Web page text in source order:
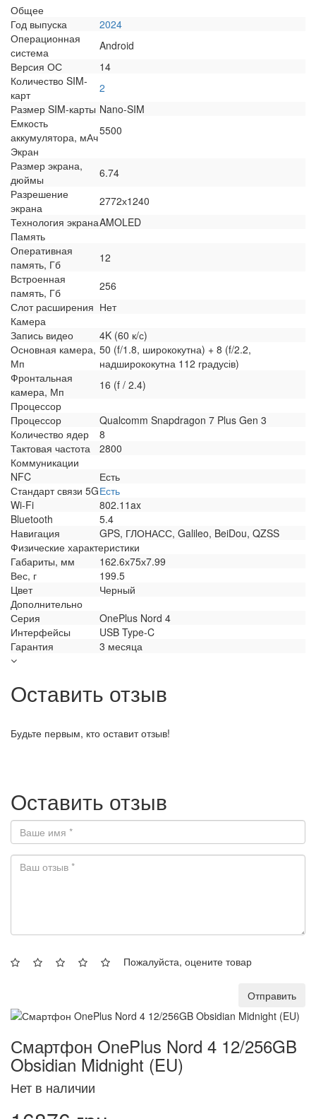
Общее
Год выпуска
2024
Операционная
система
Android
Версия ОС
14
Количество SIM-
карт
2
Размер SIM-карты Nano-SIM
Емкость
аккумулятора, мАч5500
Экран
Размер экрана,
дюймы
6.74
Разрешение
экрана
2772х1240
Технология экранаAMOLED
Память
Оперативная
память, Гб
12
Встроенная
память, Гб
256
Слот расширения Нет
Камера
Запись видео
4K (60 к/с)
Основная камера,
Мп
50 (f/1.8, ширококутна) + 8 (f/2.2,
надширококутна 112 градусів)
Фронтальная
камера, Мп
16 (f / 2.4)
Процессор
Процессор
Qualcomm Snapdragon 7 Plus Gen 3
Количество ядер
8
Тактовая частота
2800
Коммуникации
NFC
Есть
Стандарт связи 5GЕсть
Wi-Fi
802.11ax
Bluetooth
5.4
Навигация
GPS, ГЛОНАСС, Galileo, BeiDou, QZSS
Физические характеристики
Габариты, мм
162.6х75х7.99
Вес, г
199.5
Цвет
Черный
Дополнительно
Серия
OnePlus Nord 4
Интерфейсы
USB Type-C
Гарантия
3 месяца
Оставить отзыв
Будьте первым, кто оставит отзыв!
Оставить отзыв
Пожалуйста, оцените товар
Отправить
Смартфон OnePlus Nord 4 12/256GB
Obsidian Midnight (EU)
Нет в наличии